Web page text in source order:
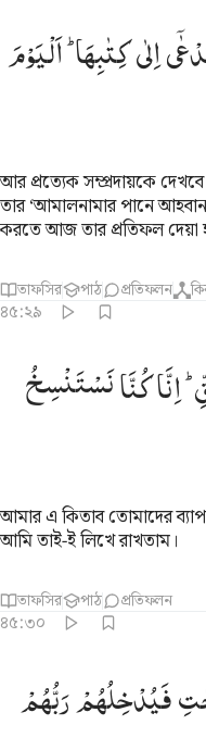
تجزون ما كنتم تعملون
ٱلْيَوْمَ تُجْزَوْنَ مَااِلٰیكِتٰبِهَا ؕ اَلْیَوْمَ
আর প্রত্যেক সম্প্রদায়কে
তার ‘আমালনামার পানে
করতে আজ তার প্রতিফল দেয়া
তাফসির পাঠ প্রতিফলন
৪৫:২৯
ما كنتم تعملون ٢٩
مَا كُنتُمْ تَعْمَلُونَ ٢٩
اِنَّاكُنَّانَسْتَنْسِخُ
আমার এ কিতাব তোমাদের
আমি তাই-ই লিখে রাখতাম।
তাফসির পাঠ প্রতিফলন
৪৫:৩০
ربهم في رحمته ذالك هو
فَيُدْخِلُهُمْ رَبُّهُمْ فِى
فَیُدْخِلُهُمْرَبُّهُمْ